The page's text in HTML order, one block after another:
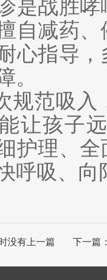
是战胜
自减药
心指导
。
规范吸入
让孩子
护理、
呼吸、向
没有上一篇 下一篇：